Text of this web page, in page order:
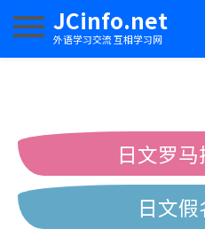
JCinfo.net
外语学习交流 互相学习网
切换导航
日文罗
日文